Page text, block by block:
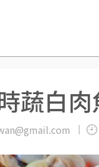
蔬白肉